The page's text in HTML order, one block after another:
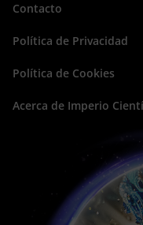
Contacto
Política de Privacidad
Política de Cookies
Acerca de Imperio